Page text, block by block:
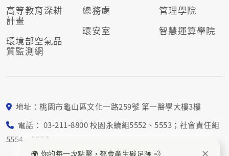
🌍 你的每一次點擊，都會產生碳足跡 💨 ✕
高等教育深耕
計畫
環境部空氣品
質監測網
總務處
環安室
管理學院
智慧運算學院
地址：桃園市龜山區文化一路259號 第一醫學大樓3樓
電話： 03-211-8800 校園永續組5552、5553；社會責任組
5554、5557